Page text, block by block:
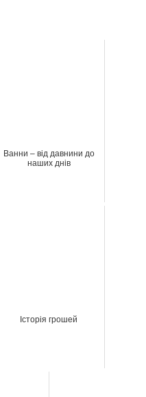
Ванни – від давнини до
наших днів
Історія грошей